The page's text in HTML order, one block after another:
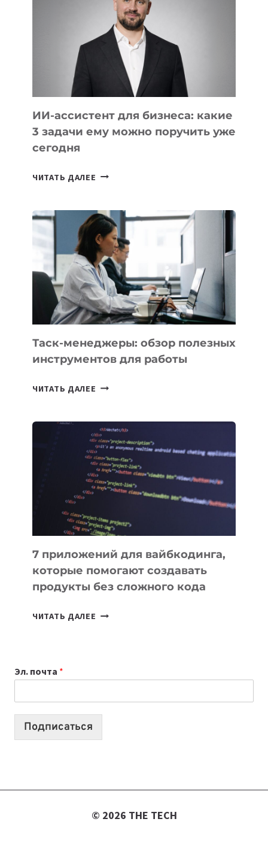
РАЗВИВАЮТ
ТЕХНОЛОГИЧЕСКОЕ
ОБРАЗОВАНИЕ
ТАДЖИКИСТАНА
ИИ-ассистент для бизнеса: какие
3 задачи ему можно поручить уже
сегодня
ЧИТАТЬ ДАЛЕЕ ИИ-
БИЗНЕСА:
КАКИЕ
3
ЗАДАЧИ
ЕМУ
МОЖНО
ПОРУЧИТЬ
УЖЕ
СЕГОДНЯ
Таск-менеджеры: обзор полезных
инструментов для работы
ЧИТАТЬ ДАЛЕЕ ТАСК-
ПОЛЕЗНЫХ
ИНСТРУМЕНТОВ
ДЛЯ
РАБОТЫ
7 приложений для вайбкодинга,
которые помогают создавать
продукты без сложного кода
ЧИТАТЬ ДАЛЕЕ
СОЗДАВАТЬ
ПРОДУКТЫ
Эл. почта *
Подписаться
© 2026 THE TECH